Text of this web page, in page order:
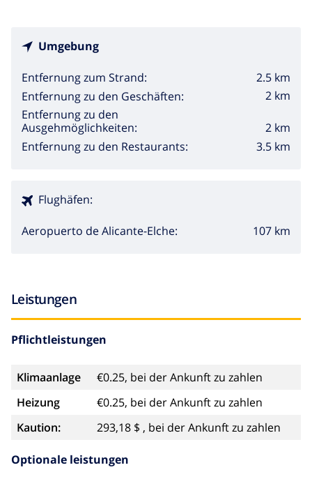
Umgebung
Entfernung zum Strand:
2.5 km
Entfernung zu den Geschäften:
2 km
Entfernung zu den
Ausgehmöglichkeiten:
2 km
Entfernung zu den Restaurants:
3.5 km
Flughäfen:
Aeropuerto de Alicante-Elche: 107 km
Leistungen
Pflichtleistungen
Klimaanlage
€0.25, bei der Ankunft zu zahlen
Heizung
€0.25, bei der Ankunft zu zahlen
Kaution:
293,18 $ , bei der Ankunft zu zahlen
Optionale leistungen